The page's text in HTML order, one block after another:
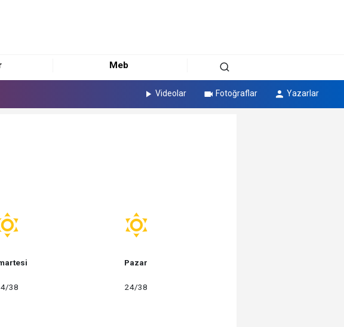
Meb
Videolar Fotoğraflar Yazarlar
38
Pazar
24/38